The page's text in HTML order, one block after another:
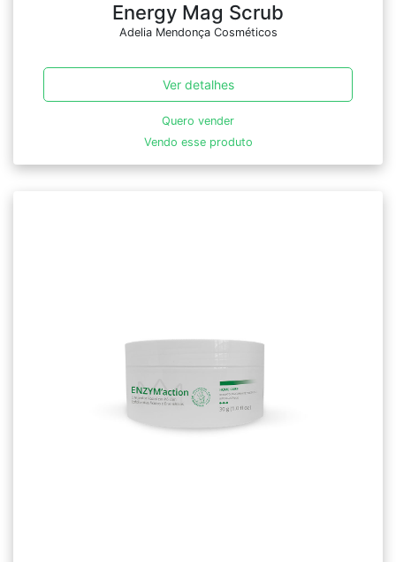
Energy Mag Scrub
Adelia Mendonça Cosméticos
Ver detalhes
Quero vender
Vendo esse produto